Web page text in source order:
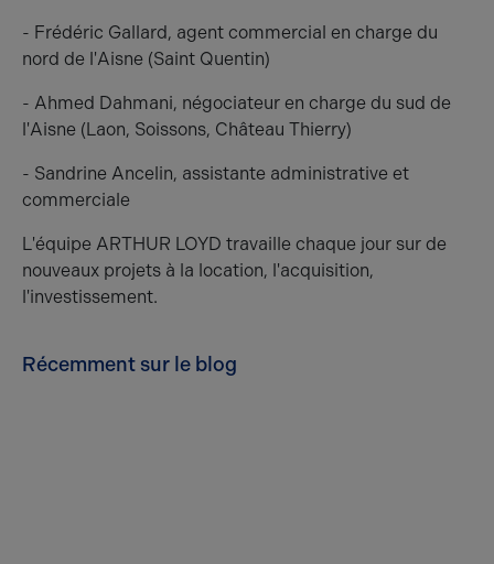
- Frédéric Gallard, agent commercial en charge du
nord de l'Aisne (Saint Quentin)
- Ahmed Dahmani, négociateur en charge du sud de
l'Aisne (Laon, Soissons, Château Thierry)
- Sandrine Ancelin, assistante administrative et
commerciale
L'équipe ARTHUR LOYD travaille chaque jour sur de
nouveaux projets à la location, l'acquisition,
l'investissement.
Récemment sur le blog